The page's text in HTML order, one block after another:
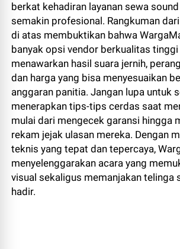
berkat kehadiran layanan sewa
semakin profesional. Rangkuman
di atas membuktikan bahwa
banyak opsi vendor berkualitas tinggi
menawarkan hasil suara jernih,
dan harga yang bisa menyesuaikan
anggaran panitia. Jangan lupa untuk
menerapkan tips-tips cerdas saat
mulai dari mengecek garansi hingga
rekam jejak ulasan mereka. Dengan
teknis yang tepat dan tepercaya,
menyelenggarakan acara yang
visual sekaligus memanjakan telinga
hadir.